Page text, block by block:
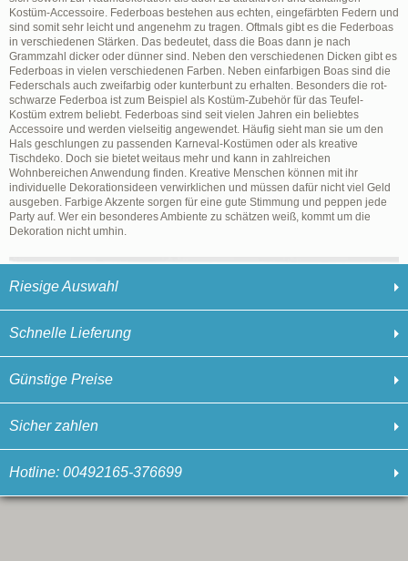
Riesige Auswahl
Schnelle Lieferung
Günstige Preise
Sicher zahlen
Hotline: 00492165-376699
Kostüm-Accessoire. Federboas bestehen aus echten, eingefärbten Federn und
sind somit sehr leicht und angenehm zu tragen. Oftmals gibt es die Federboas
in verschiedenen Stärken. Das bedeutet, dass die Boas dann je nach
Grammzahl dicker oder dünner sind. Neben den verschiedenen Dicken gibt es
Federboas in vielen verschiedenen Farben. Neben einfarbigen Boas sind die
Federschals auch zweifarbig oder kunterbunt zu erhalten. Besonders die rot-
schwarze Federboa ist zum Beispiel als Kostüm-Zubehör für das Teufel-
Kostüm extrem beliebt. Federboas sind seit vielen Jahren ein beliebtes
Accessoire und werden vielseitig angewendet. Häufig sieht man sie um den
Hals geschlungen zu passenden Karneval-Kostümen oder als kreative
Tischdeko. Doch sie bietet weitaus mehr und kann in zahlreichen
Wohnbereichen Anwendung finden. Kreative Menschen können mit ihr
individuelle Dekorationsideen verwirklichen und müssen dafür nicht viel Geld
ausgeben. Farbige Akzente sorgen für eine gute Stimmung und peppen jede
Party auf. Wer ein besonderes Ambiente zu schätzen weiß, kommt um die
Dekoration nicht umhin.